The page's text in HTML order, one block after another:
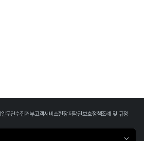
무단수집거부고객서비스헌장저작권보호정책조례 및 규정